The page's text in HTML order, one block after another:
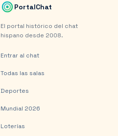
PortalChat
El portal histórico del chat
hispano desde 2008.
Entrar al chat
Todas las salas
Deportes
Mundial 2026
Loterías